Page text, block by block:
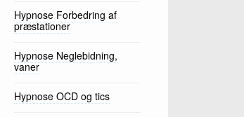
Hypnose Forbedring af
præstationer
Hypnose Neglebidning,
vaner
Hypnose OCD og tics